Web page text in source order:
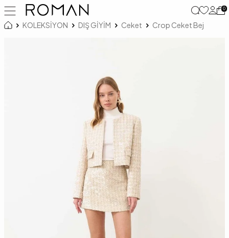
0
KOLEKSİYON DIŞ GİYİM Ceket Crop Ceket Bej